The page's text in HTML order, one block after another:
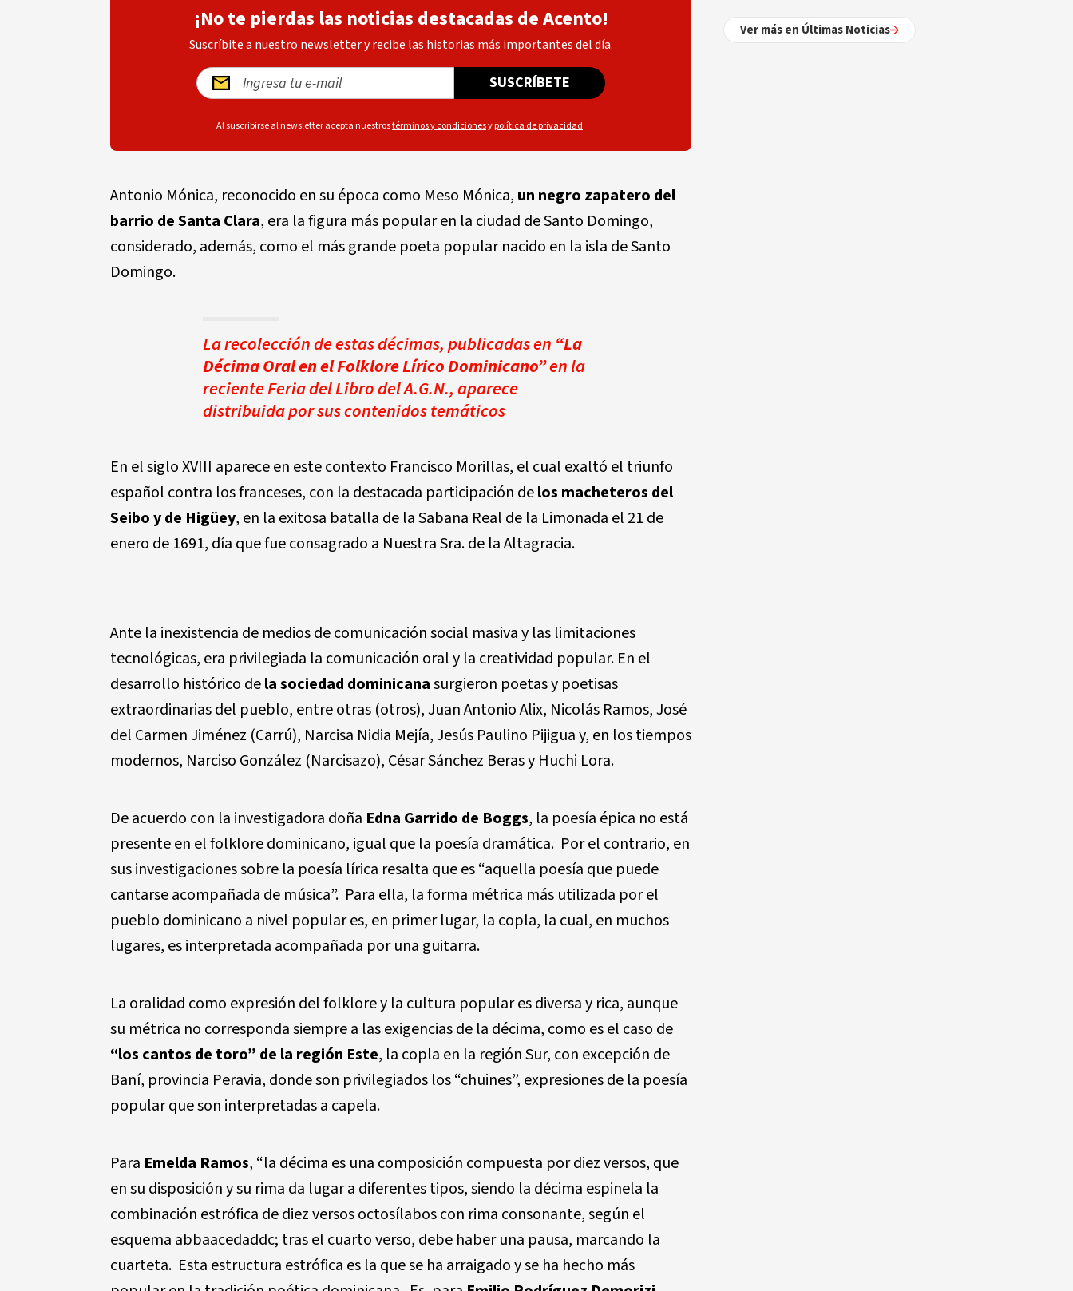
¡No te pierdas las noticias destacadas de Acento!
Suscríbite a nuestro newsletter y recibe las historias más importantes del día.
SUSCRÍBETE
Al suscribirse al newsletter acepta nuestrostérminos y condicionesypolítica de privacidad.
Antonio Mónica, reconocido en su época como Meso Mónica, un negro zapatero del
barrio de Santa Clara, era la figura más popular en la ciudad de Santo Domingo,
considerado, además, como el más grande poeta popular nacido en la isla de Santo
Domingo.
La recolección de estas décimas, publicadas en “La
Décima Oral en el Folklore Lírico Dominicano”en la
reciente Feria del Libro del A.G.N., aparece
distribuida por sus contenidos temáticos
En el siglo XVIII aparece en este contexto Francisco Morillas, el cual exaltó el triunfo
español contra los franceses, con la destacada participación delos macheteros del
Seibo y de Higüey, en la exitosa batalla de la Sabana Real de la Limonada el 21 de
enero de 1691, día que fue consagrado a Nuestra Sra. de la Altagracia.
Ante la inexistencia de medios de comunicación social masiva y las limitaciones
tecnológicas, era privilegiada la comunicación oral y la creatividad popular. En el
desarrollo histórico dela sociedad dominicanasurgieron poetas y poetisas
extraordinarias del pueblo, entre otras (otros), Juan Antonio Alix, Nicolás Ramos, José
del Carmen Jiménez (Carrú), Narcisa Nidia Mejía, Jesús Paulino Pijigua y, en los tiempos
modernos, Narciso González (Narcisazo), César Sánchez Beras y Huchi Lora.
De acuerdo con la investigadora doña Edna Garrido de Boggs, la poesía épica no está
presente en el folklore dominicano, igual que la poesía dramática. Por el contrario, en
sus investigaciones sobre la poesía lírica resalta que es “aquella poesía que puede
cantarse acompañada de música”. Para ella, la forma métrica más utilizada por el
pueblo dominicano a nivel popular es, en primer lugar, la copla, la cual, en muchos
lugares, es interpretada acompañada por una guitarra.
La oralidad como expresión del folklore y la cultura popular es diversa y rica, aunque
su métrica no corresponda siempre a las exigencias de la décima, como es el caso de
“los cantos de toro” de la región Este, la copla en la región Sur, con excepción de
Baní, provincia Peravia, donde son privilegiados los “chuines”, expresiones de la poesía
popular que son interpretadas a capela.
Para Emelda Ramos, “la décima es una composición compuesta por diez versos, que
en su disposición y su rima da lugar a diferentes tipos, siendo la décima espinela la
combinación estrófica de diez versos octosílabos con rima consonante, según el
esquema abbaacedaddc; tras el cuarto verso, debe haber una pausa, marcando la
cuarteta. Esta estructura estrófica es la que se ha arraigado y se ha hecho más
Ver más en Últimas Noticias